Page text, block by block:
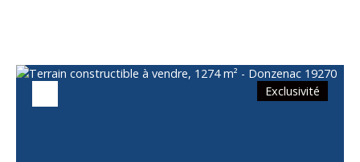
Exclusivité